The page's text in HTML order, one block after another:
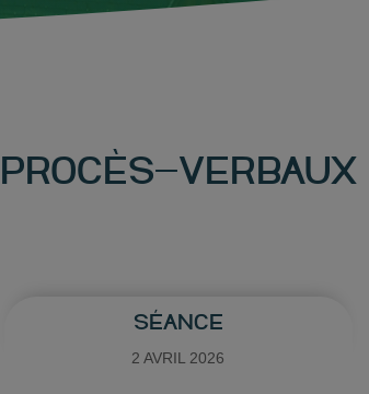
PROCÈS-VERBAUX
SÉANCE
2 AVRIL 2026